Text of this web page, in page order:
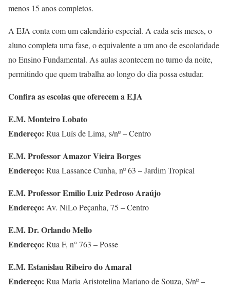
menos 15 anos completos.
A EJA conta com um calendário especial. A cada seis meses, o
aluno completa uma fase, o equivalente a um ano de escolaridade
no Ensino Fundamental. As aulas acontecem no turno da noite,
permitindo que quem trabalha ao longo do dia possa estudar.
Confira as escolas que oferecem a EJA
E.M. Monteiro Lobato
Endereço: Rua Luís de Lima, s/nº – Centro
E.M. Professor Amazor Vieira Borges
Endereço: Rua Lassance Cunha, nº 63 – Jardim Tropical
E.M. Professor Emilio Luiz Pedroso Araújo
Endereço: Av. NiLo Peçanha, 75 – Centro
E.M. Dr. Orlando Mello
Endereço: Rua F, n° 763 – Posse
E.M. Estanislau Ribeiro do Amaral
Endereço: Rua Maria Aristotelina Mariano de Souza, S/nº –